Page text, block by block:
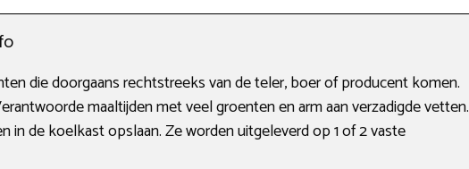
die doorgaans rechtstreeks van de teler, boer of producent komen.
maaltijden met veel groenten en arm aan verzadigde vetten.
in de koelkast opslaan. Ze worden uitgeleverd op 1 of 2 vaste